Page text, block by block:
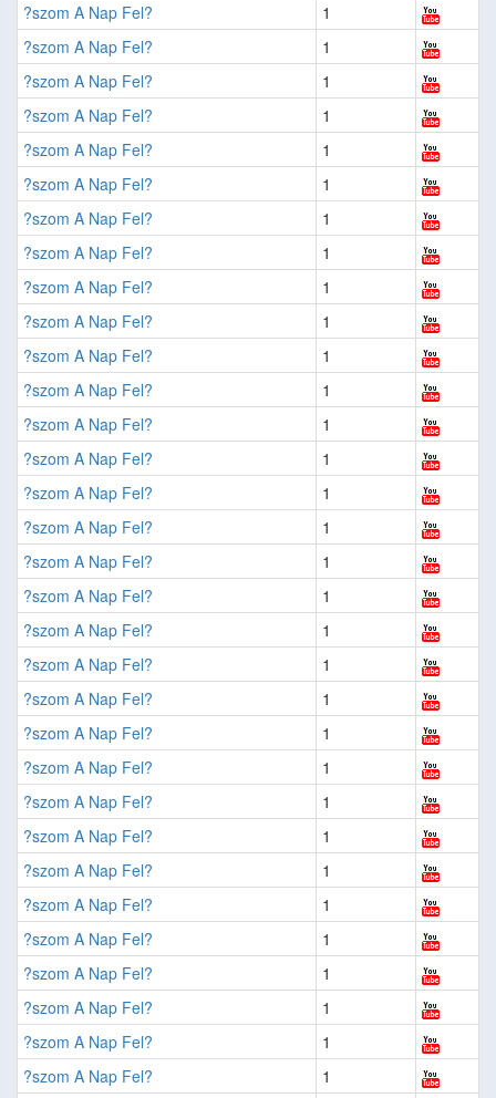
?szom A Nap Fel?
1
?szom A Nap Fel?
1
?szom A Nap Fel?
1
?szom A Nap Fel?
1
?szom A Nap Fel?
1
?szom A Nap Fel?
1
?szom A Nap Fel?
1
?szom A Nap Fel?
1
?szom A Nap Fel?
1
?szom A Nap Fel?
1
?szom A Nap Fel?
1
?szom A Nap Fel?
1
?szom A Nap Fel?
1
?szom A Nap Fel?
1
?szom A Nap Fel?
1
?szom A Nap Fel?
1
?szom A Nap Fel?
1
?szom A Nap Fel?
1
?szom A Nap Fel?
1
?szom A Nap Fel?
1
?szom A Nap Fel?
1
?szom A Nap Fel?
1
?szom A Nap Fel?
1
?szom A Nap Fel?
1
?szom A Nap Fel?
1
?szom A Nap Fel?
1
?szom A Nap Fel?
1
?szom A Nap Fel?
1
?szom A Nap Fel?
1
?szom A Nap Fel?
1
?szom A Nap Fel?
1
?szom A Nap Fel?
1